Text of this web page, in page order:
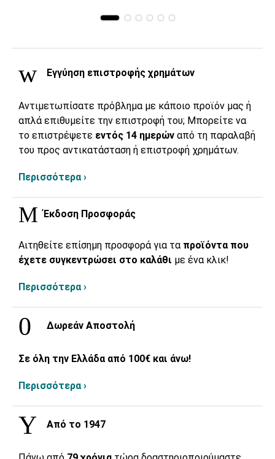
Εγγύηση επιστροφής χρημάτων
Αντιμετωπίσατε πρόβλημα με κάποιο προϊόν μας ή
απλά επιθυμείτε την επιστροφή του; Μπορείτε να
το επιστρέψετε εντός 14 ημερών από τη παραλαβή
του προς αντικατάσταση ή επιστροφή χρημάτων.
Περισσότερα ›
Έκδοση Προσφοράς
Αιτηθείτε επίσημη προσφορά για τα προϊόντα που
έχετε συγκεντρώσει στο καλάθι με ένα κλικ!
Περισσότερα ›
Δωρεάν Αποστολή
Σε όλη την Ελλάδα από 100€ και άνω!
Περισσότερα ›
Από το 1947